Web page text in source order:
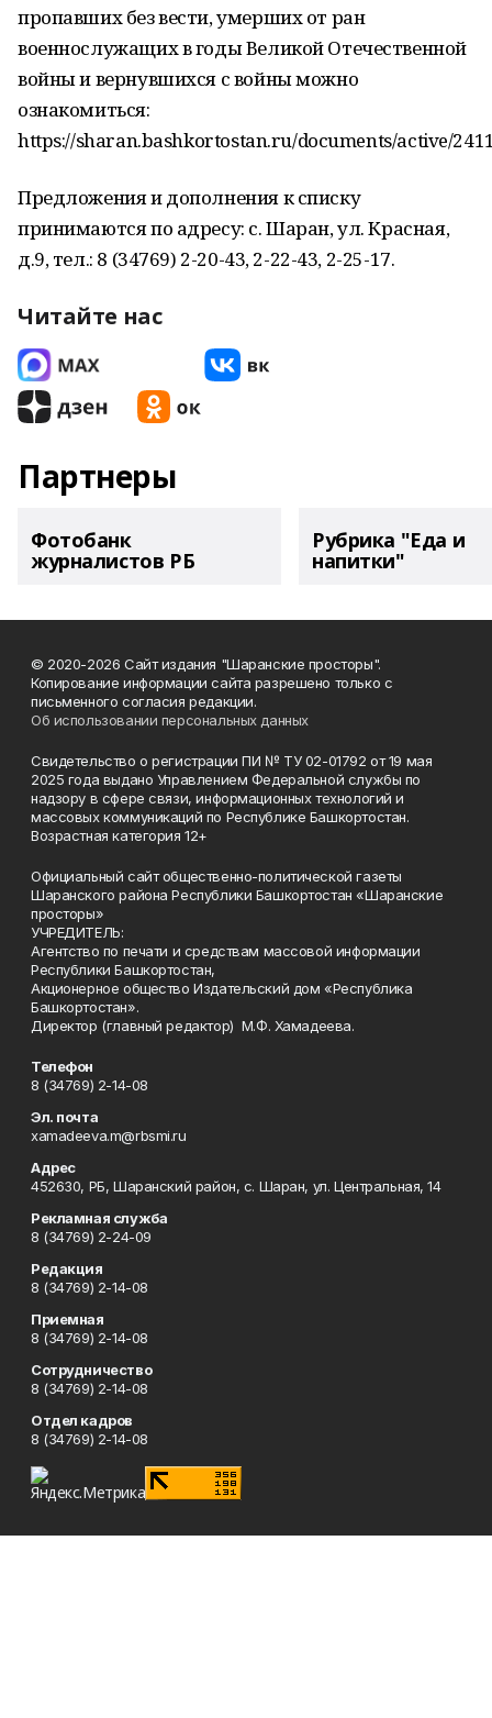
пропавших без вести, умерших от ран
военнослужащих в годы Великой Отечественной
войны и вернувшихся с войны можно
ознакомиться:
https://sharan.bashkortostan.ru/documents/active/
Предложения и дополнения к списку
принимаются по адресу: с. Шаран, ул. Красная,
д.9, тел.: 8 (34769) 2-20-43, 2-22-43, 2-25-17.
Читайте нас
Партнеры
Фотобанк
журналистов РБ
Рубрика "Еда и
напитки"
© 2020-2026 Сайт издания "Шаранские просторы".
Копирование информации сайта разрешено только с
письменного согласия редакции.
Об использовании персональных данных
Свидетельство о регистрации ПИ № ТУ 02-01792 от 19 мая
2025 года выдано Управлением Федеральной службы по
надзору в сфере связи, информационных технологий и
массовых коммуникаций по Республике Башкортостан.
Возрастная категория 12+
Официальный сайт общественно-политической газеты
Шаранского района Республики Башкортостан «Шаранские
просторы»
УЧРЕДИТЕЛЬ:
Агентство по печати и средствам массовой информации
Республики Башкортостан,
Акционерное общество Издательский дом «Республика
Башкортостан».
Директор (главный редактор) М.Ф. Хамадеева.
Телефон
8 (34769) 2-14-08
Эл. почта
xamadeeva.m@rbsmi.ru
Адрес
452630, РБ, Шаранский район, с. Шаран, ул. Центральная, 14
Рекламная служба
8 (34769) 2-24-09
Редакция
8 (34769) 2-14-08
Приемная
8 (34769) 2-14-08
Сотрудничество
8 (34769) 2-14-08
Отдел кадров
8 (34769) 2-14-08